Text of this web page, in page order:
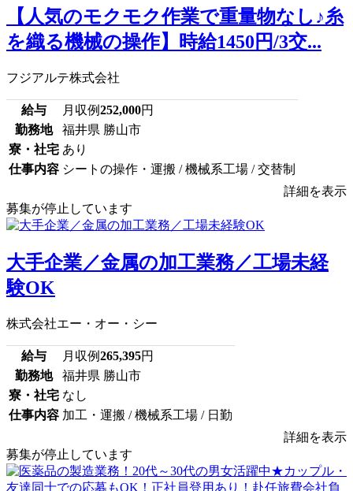
【人気のモクモク作業で重量物なし♪糸
を織る機械の操作】時給1450円/3交...
フジアルテ株式会社
給与 月収例252,000円
勤務地
福井県 勝山市
寮・社宅 あり
仕事内容 シートの操作・運搬 / 機械系工場 / 交替制
詳細を表示
募集が停止しています
大手企業／金属の加工業務／工場未経
験OK
株式会社エー・オー・シー
給与 月収例265,395円
勤務地
福井県 勝山市
寮・社宅 なし
仕事内容 加工・運搬 / 機械系工場 / 日勤
詳細を表示
募集が停止しています